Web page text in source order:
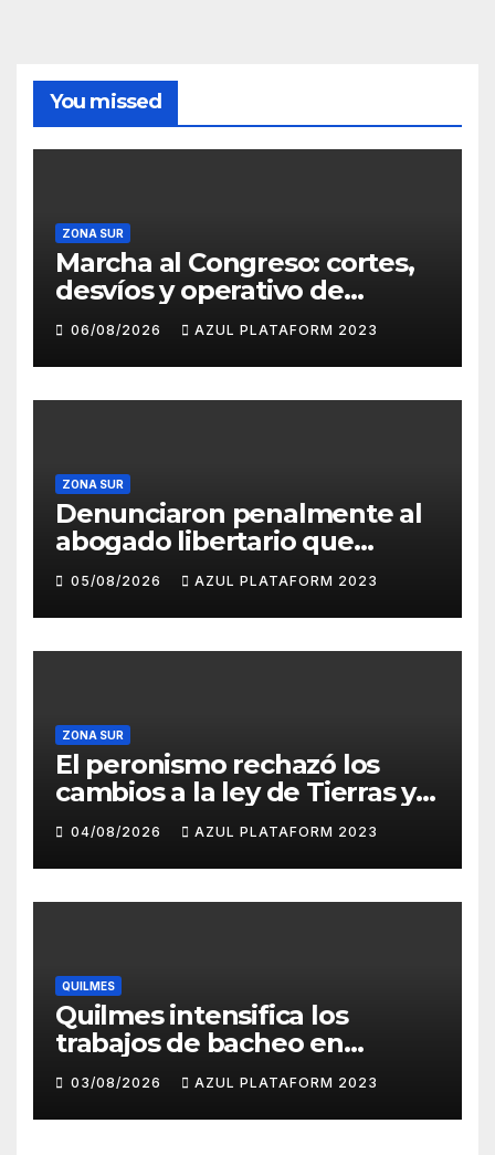
You missed
ZONA SUR
Marcha al Congreso: cortes,
desvíos y operativo de
seguridad por la protesta
contra la reforma de la Ley
de Tierras
06/08/2026 AZUL PLATAFORM 2023
ZONA SUR
Denunciaron penalmente al
abogado libertario que
propuso tirar napalm sobre
el Gran Buenos Aires
05/08/2026 AZUL PLATAFORM 2023
ZONA SUR
El peronismo rechazó los
cambios a la ley de Tierras y
convocó a movilizarse el
jueves en contra del
Gobierno
04/08/2026 AZUL PLATAFORM 2023
QUILMES
Quilmes intensifica los
trabajos de bacheo en
distintos barrios
03/08/2026 AZUL PLATAFORM 2023